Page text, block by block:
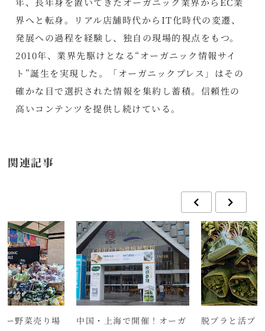
界へと転身。リアル店舗時代からIT化時代の変遷、
発展への過程を経験し、独自の現場的視点をもつ。
2010年、業界先駆けとなる“オーガニック情報サイ
ト”誕生を実現した。「オーガニックプレス」はその
確かな目で選択された情報を集約し蓄積。信頼性の
高いコンテンツを提供し続けている。
関連記事
ー野菜売り場
中国・上海で開催！オーガ
脱プラと活プ